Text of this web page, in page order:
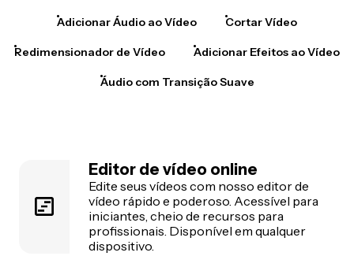
Adicionar Áudio ao Vídeo Cortar Vídeo
Redimensionador de Vídeo Adicionar Efeitos ao Vídeo
Áudio com Transição Suave
Editor de vídeo online
Edite seus vídeos com nosso editor de
vídeo rápido e poderoso. Acessível para
iniciantes, cheio de recursos para
profissionais. Disponível em qualquer
dispositivo.